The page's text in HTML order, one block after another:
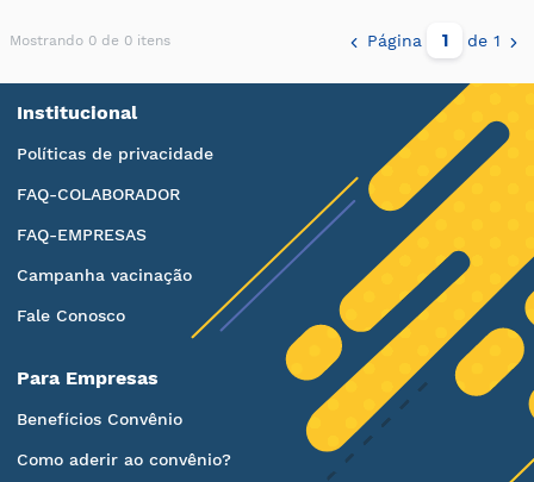
Mostrando 0 de 0 itens Página de 1
Institucional
Políticas de privacidade
FAQ-COLABORADOR
FAQ-EMPRESAS
Campanha vacinação
Fale Conosco
Para Empresas
Benefícios Convênio
Como aderir ao convênio?